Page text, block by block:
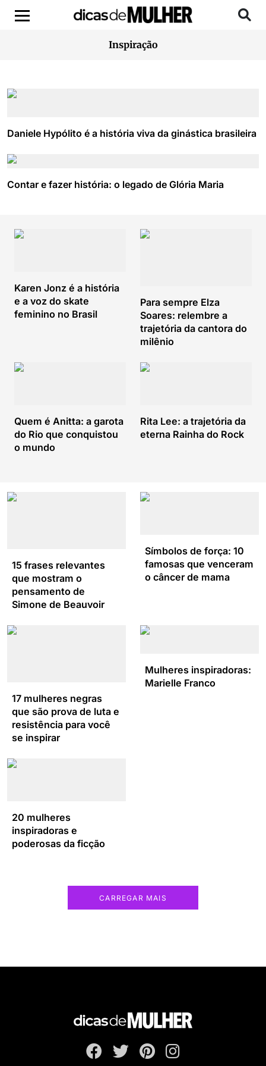
Inspiração
Daniele Hypólito é a história viva da ginástica brasileira
Contar e fazer história: o legado de Glória Maria
Karen Jonz é a história
e a voz do skate
feminino no Brasil
Para sempre Elza
Soares: relembre a
trajetória da cantora do
milênio
Quem é Anitta: a garota
do Rio que conquistou
o mundo
Rita Lee: a trajetória da
eterna Rainha do Rock
15 frases relevantes
que mostram o
pensamento de
Simone de Beauvoir
Símbolos de força: 10
famosas que venceram
o câncer de mama
17 mulheres negras
que são prova de luta e
resistência para você
se inspirar
Mulheres inspiradoras:
Marielle Franco
20 mulheres
inspiradoras e
poderosas da ficção
CARREGAR MAIS